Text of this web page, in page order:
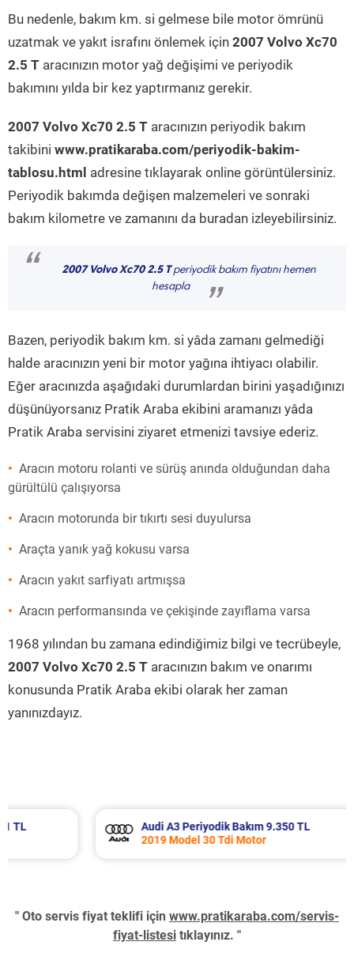
Bu nedenle, bakım km. si gelmese bile motor ömrünü
uzatmak ve yakıt israfını önlemek için 2007 Volvo Xc70
2.5 T aracınızın motor yağ değişimi ve periyodik
bakımını yılda bir kez yaptırmanız gerekir.
2007 Volvo Xc70 2.5 T aracınızın periyodik bakım
takibini www.pratikaraba.com/periyodik-bakim-
tablosu.html adresine tıklayarak online görüntülersiniz.
Periyodik bakımda değişen malzemeleri ve sonraki
bakım kilometre ve zamanını da buradan izleyebilirsiniz.
“ 2007 Volvo Xc70 2.5 Tperiyodik bakım fiyatını hemen
hesapla
”
Bazen, periyodik bakım km. si yâda zamanı gelmediği
halde aracınızın yeni bir motor yağına ihtiyacı olabilir.
Eğer aracınızda aşağıdaki durumlardan birini yaşadığınızı
düşünüyorsanız Pratik Araba ekibini aramanızı yâda
Pratik Araba servisini ziyaret etmenizi tavsiye ederiz.
Aracın motoru rolanti ve sürüş anında olduğundan daha
gürültülü çalışıyorsa
Aracın motorunda bir tıkırtı sesi duyulursa
Araçta yanık yağ kokusu varsa
Aracın yakıt sarfiyatı artmışsa
Aracın performansında ve çekişinde zayıflama varsa
1968 yılından bu zamana edindiğimiz bilgi ve tecrübeyle,
2007 Volvo Xc70 2.5 T aracınızın bakım ve onarımı
konusunda Pratik Araba ekibi olarak her zaman
yanınızdayız.
Audi A3 Periyodik Bakım 9.350 TL
2019 Model 30 Tdi Motor
" Oto servis fiyat teklifi için www.pratikaraba.com/servis-
fiyat-listesi tıklayınız. "